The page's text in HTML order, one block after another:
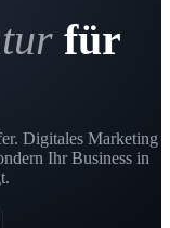
für
Digitales Marketing
Ihr Business in